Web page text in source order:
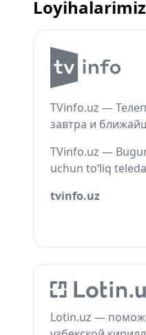
Loyihalarimiz
TVinfo.uz —
завтра и
TVinfo.uz —
uchun to‘liq
tvinfo.uz
Lotin.uz —